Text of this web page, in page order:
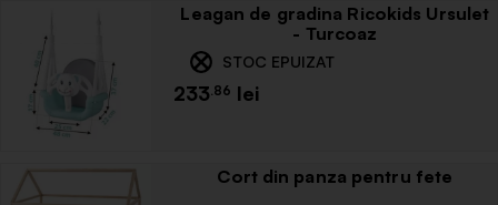
Leagan de gradina Ricokids Ursulet
- Turcoaz
STOC EPUIZAT
233 .86
Cort din panza pentru fete